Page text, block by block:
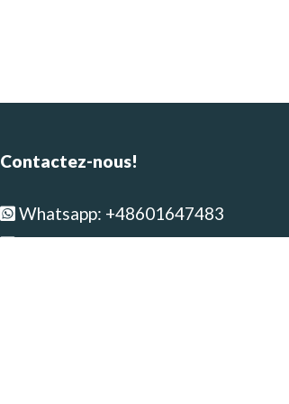
Contactez-nous!
Whatsapp: +48601647483
E-mail : alpinca.contact@gmail.com